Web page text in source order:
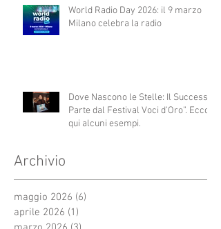
World Radio Day 2026: il 9 marzo
Milano celebra la radio
Dove Nascono le Stelle: Il Successo
Parte dal Festival Voci d’Oro”. Ecco
qui alcuni esempi.
Archivio
maggio 2026 (6)
aprile 2026 (1)